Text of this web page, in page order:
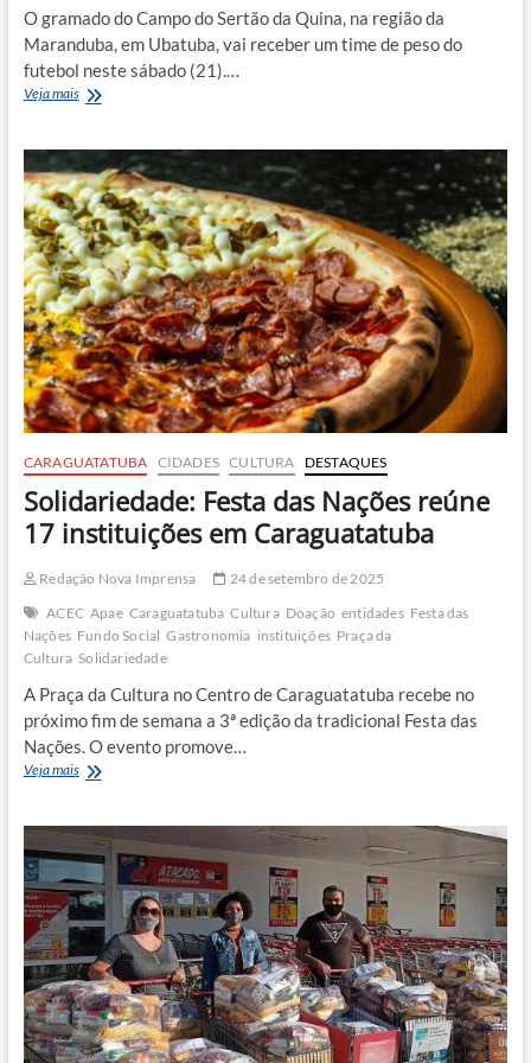
O gramado do Campo do Sertão da Quina, na região da
Maranduba, em Ubatuba, vai receber um time de peso do
futebol neste sábado (21).…
Veja maisCraques
entram
em
campo
para
ajudar
vítimas
das
chuvas
em
Ubatuba
CARAGUATATUBA CIDADES CULTURA DESTAQUES
Solidariedade: Festa das Nações reúne
17 instituições em Caraguatatuba
Redação Nova Imprensa
24 de setembro de 2025
ACEC Apae Caraguatatuba Cultura Doação entidades Festa das
Nações Fundo Social Gastronomia instituições Praça da
Cultura Solidariedade
A Praça da Cultura no Centro de Caraguatatuba recebe no
próximo fim de semana a 3ª edição da tradicional Festa das
Nações. O evento promove…
Veja maisSolidariedade:
Nações
reúne
instituições
em
Caraguatatuba